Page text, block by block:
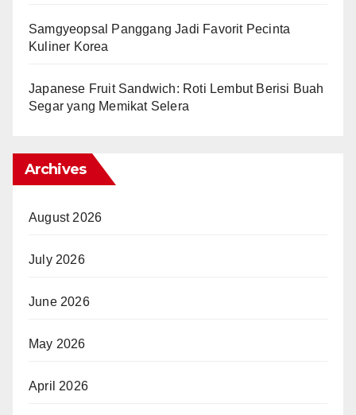
Samgyeopsal Panggang Jadi Favorit Pecinta
Kuliner Korea
Japanese Fruit Sandwich: Roti Lembut Berisi Buah
Segar yang Memikat Selera
Archives
August 2026
July 2026
June 2026
May 2026
April 2026